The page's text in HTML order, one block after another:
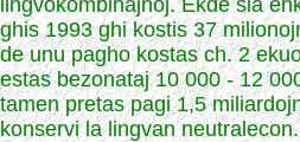
lingvokombinajhoj. Ekde sia
ghis 1993 ghi kostis 37
de unu pagho kostas ch. 2
estas bezonataj 10 000 - 12
tamen pretas pagi 1,5
konservi la lingvan neutralecon.